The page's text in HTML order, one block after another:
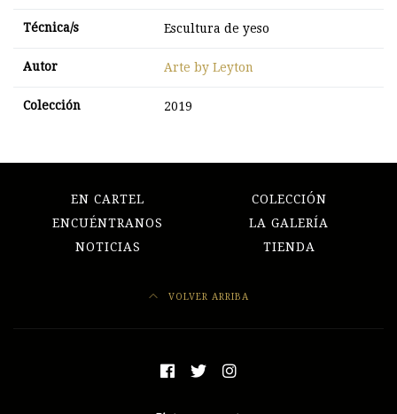
Técnica/s Escultura de yeso
Autor Arte by Leyton
Colección 2019
EN CARTEL
COLECCIÓN
ENCUÉNTRANOS
LA GALERÍA
NOTICIAS
TIENDA
VOLVER ARRIBA